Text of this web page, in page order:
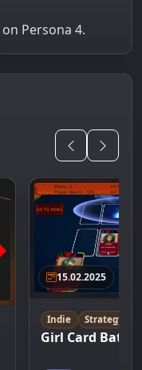
Persona 4.
15.02.2025
Indie Strategy
Girl Card Battle